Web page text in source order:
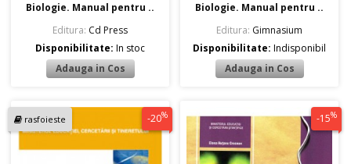
Biologie. Manual pentru ..
Editura: Cd Press
Disponibilitate:In stoc
Biologie. Manual pentru ..
Editura: Gimnasium
Disponibilitate:Indisponibil
rasfoieste -20% -15%